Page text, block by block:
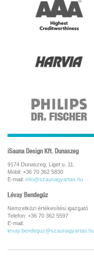
iSauna Design Kft. Dunaszeg
9174 Dunaszeg, Liget u. 11.
Mobil: +36 70 362 5830
E-mail: info@szaunagyartas.hu
Lévay Bendegúz
Nemzetközi értékesítési igazgató
Telefon: +36 70 362 5597
E-mail:
levay.bendeguz@szaunagyartas.hu